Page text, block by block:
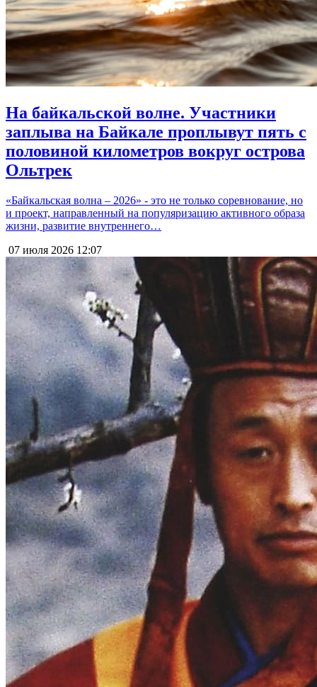
На байкальской волне. Участники
заплыва на Байкале проплывут пять с
половиной километров вокруг острова
Ольтрек
«Байкальская волна – 2026» - это не только соревнование, но
и проект, направленный на популяризацию активного образа
жизни, развитие внутреннего…
07 июля 2026 12:07